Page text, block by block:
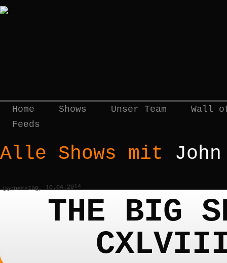
Home Shows Unser Team
Wall
Feeds
Alle Shows mit
Donnerstag, 10.04.2014
THE BIG